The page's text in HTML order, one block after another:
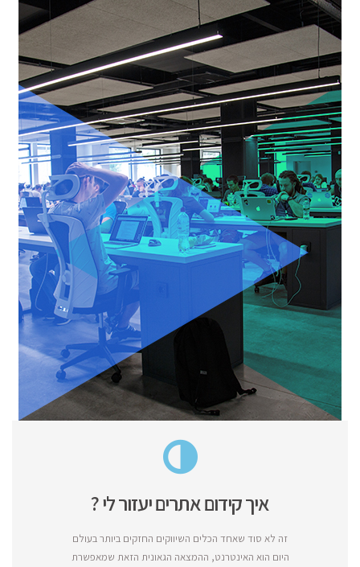
איך קידום אתרים יעזור לי ?
זה לא סוד שאחד הכלים השיווקים החזקים ביותר בעולם
היום הוא האינטרנט, ההמצאה הגאונית הזאת שמאפשרת